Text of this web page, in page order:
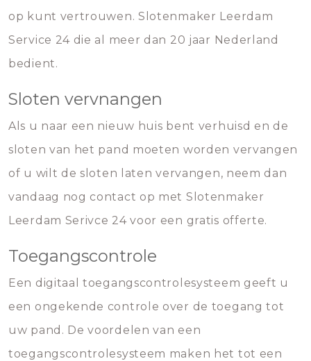
op kunt vertrouwen. Slotenmaker Leerdam
Service 24 die al meer dan 20 jaar Nederland
bedient.
Sloten vervnangen
Als u naar een nieuw huis bent verhuisd en de
sloten van het pand moeten worden vervangen
of u wilt de sloten laten vervangen, neem dan
vandaag nog contact op met Slotenmaker
Leerdam Serivce 24 voor een gratis offerte.
Toegangscontrole
Een digitaal toegangscontrolesysteem geeft u
een ongekende controle over de toegang tot
uw pand. De voordelen van een
toegangscontrolesysteem maken het tot een